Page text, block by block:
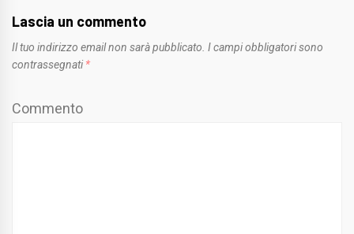
Lascia un commento
Il tuo indirizzo email non sarà pubblicato. I campi obbligatori sono
contrassegnati *
Commento